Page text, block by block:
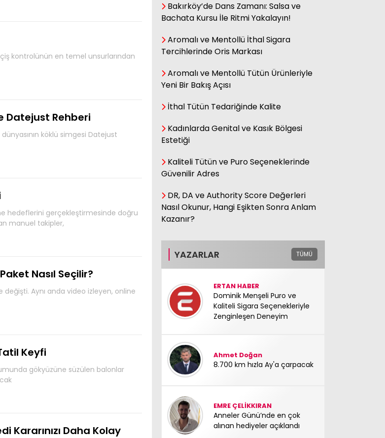
kontrolünün en temel unsurlarından
Datejust Rehberi
köklü simgesi Datejust
hedeflerini gerçekleştirmesinde doğru
manuel takipler,
Nasıl Seçilir?
değişti. Aynı anda video izleyen, online
Keyfi
gökyüzüne süzülen balonlar
Kararınızı Daha Kolay
Bakırköy’de Dans Zamanı: Salsa ve
Bachata Kursu İle Ritmi Yakalayın!
Aromalı ve Mentollü İthal Sigara
Tercihlerinde Oris Markası
Aromalı ve Mentollü Tütün Ürünleriyle
Yeni Bir Bakış Açısı
İthal Tütün Tedariğinde Kalite
Kadınlarda Genital ve Kasık Bölgesi
Estetiği
Kaliteli Tütün ve Puro Seçeneklerinde
Güvenilir Adres
DR, DA ve Authority Score Değerleri
Nasıl Okunur, Hangi Eşikten Sonra Anlam
Kazanır?
YAZARLAR TÜMÜ
ERTAN HABER
Dominik Menşeli Puro ve
Kaliteli Sigara Seçenekleriyle
Zenginleşen Deneyim
Ahmet Doğan
8.700 km hızla Ay'a çarpacak
EMRE ÇELİKKIRAN
Anneler Günü’nde en çok
alınan hediyeler açıklandı